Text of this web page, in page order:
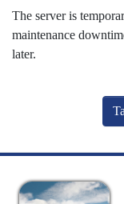
The server is
maintenance
later.